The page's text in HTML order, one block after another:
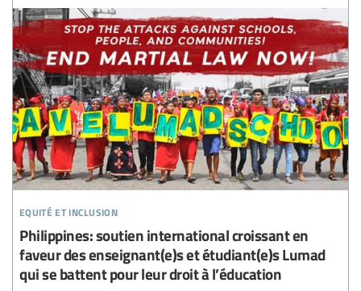
equité et inclusion
Philippines: soutien international croissant en
faveur des enseignant(e)s et étudiant(e)s Lumad
qui se battent pour leur droit à l’éducation